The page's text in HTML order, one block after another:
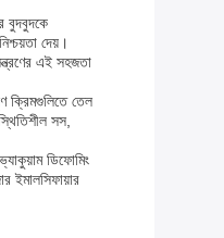
বুদবুদকে
দেয়।
এই সহজতা
ক্রিমগুলিতে তেল
সস,
ডিফোমিং
ইমালসিফায়ার